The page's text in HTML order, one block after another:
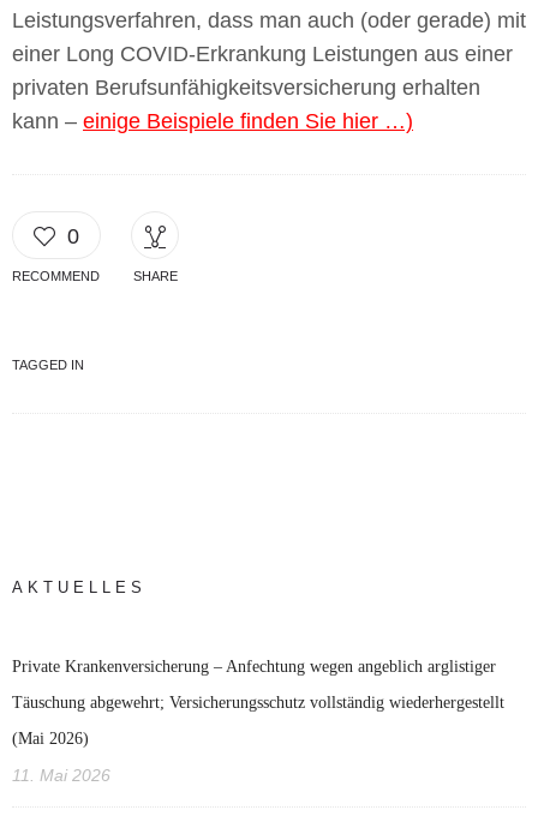
Leistungsverfahren, dass man auch (oder gerade) mit
einer Long COVID-Erkrankung Leistungen aus einer
privaten Berufsunfähigkeitsversicherung erhalten
kann – einige Beispiele finden Sie hier …)
0
RECOMMEND SHARE
TAGGED IN
AKTUELLES
Private Krankenversicherung – Anfechtung wegen angeblich arglistiger
Täuschung abgewehrt; Versicherungsschutz vollständig wiederhergestellt
(Mai 2026)
11. Mai 2026